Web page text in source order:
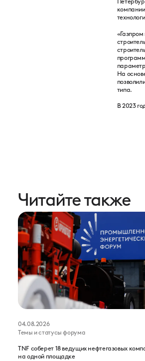
«Газпром
На
типа.
В 2023
Читайте также
04.08.2026
Темы и статусы форума
TNF соберет 18 ведущих нефтегазовых
на одной площадке